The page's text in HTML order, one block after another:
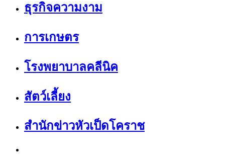
ธุรกิจความงาม
การเกษตร
โรงพยาบาลคลีนิค
สัตว์เลี้ยง
สำนักข่าวหัวเป็ดโคราช